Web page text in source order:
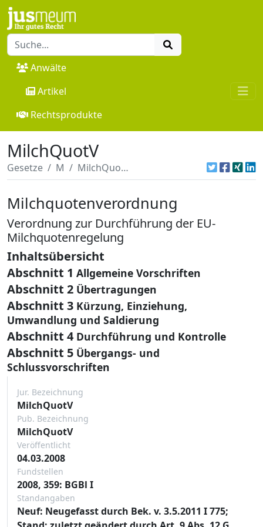
Anwälte
Artikel
Rechtsprodukte
MilchQuotV
Gesetze M MilchQuotV
Milchquotenverordnung
Verordnung zur Durchführung der EU-
Milchquotenregelung
Inhaltsübersicht
Abschnitt 1 Allgemeine Vorschriften
Abschnitt 2 Übertragungen
Abschnitt 3 Kürzung, Einziehung,
Umwandlung und Saldierung
Abschnitt 4 Durchführung und Kontrolle
Abschnitt 5 Übergangs- und
Schlussvorschriften
Jur. Bezeichnung
MilchQuotV
Pub. Bezeichnung
MilchQuotV
Veröffentlicht
04.03.2008
Fundstellen
2008, 359: BGBl I
Standangaben
Neuf: Neugefasst durch Bek. v. 3.5.2011 I 775;